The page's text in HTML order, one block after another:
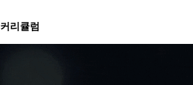
커리큘럼